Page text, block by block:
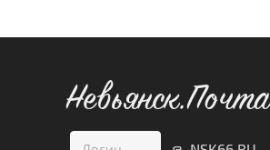
Невьянск.Почта